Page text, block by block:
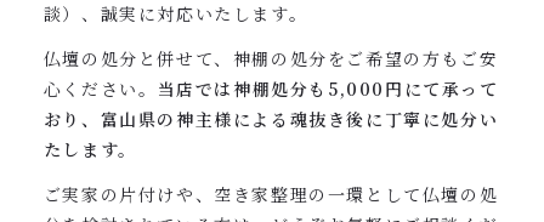
談）、誠実に対応いたします。
仏壇の処分と併せて、神棚の処分をご希望の方もご安
心ください。 当店では神棚処分も5,000円にて承って
おり、富山県の神主様による魂抜き後に丁寧に処分い
たします。
ご実家の片付けや、空き家整理の一環として仏壇の処